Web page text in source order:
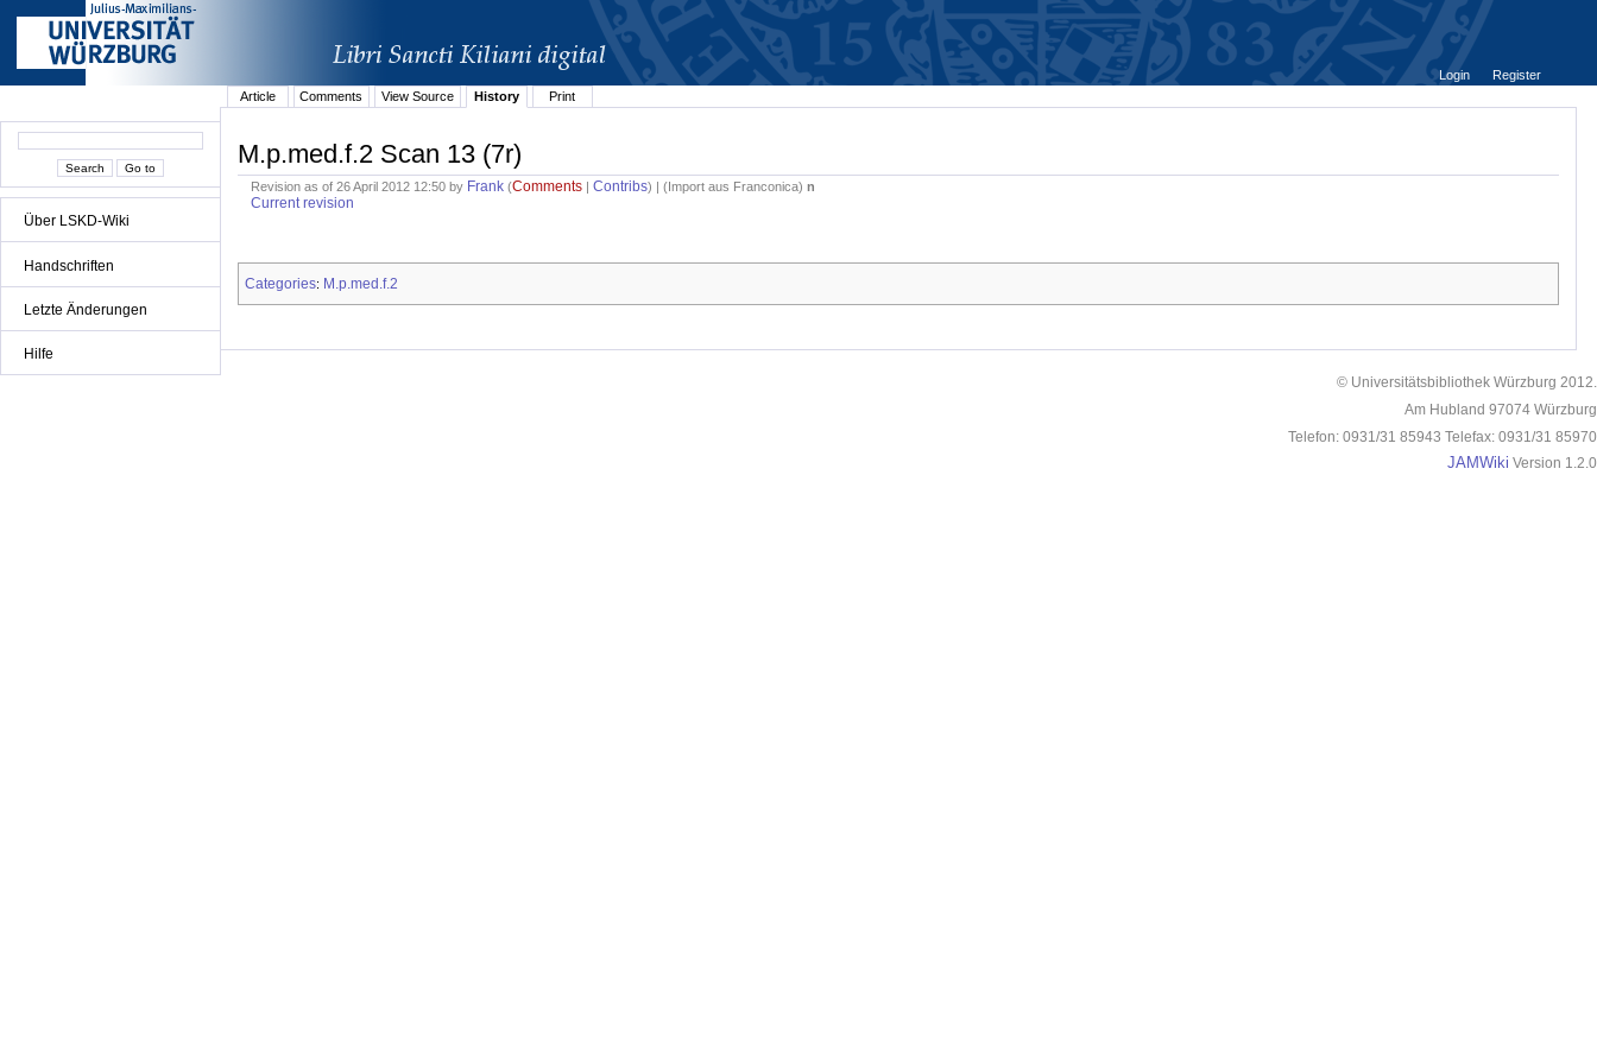
Über LSKD-Wiki
Handschriften
Letzte Änderungen
Hilfe
Login
Register
Article
Comments View Source History Print
M.p.med.f.2 Scan 13 (7r)
Revision as of 26 April 2012 12:50 by Frank (Comments |Contribs) | ( Import aus Franconica)n
Current revision
Categories: M.p.med.f.2
© Universitätsbibliothek Würzburg 2012.
Am Hubland 97074 Würzburg
Telefon: 0931/31 85943 Telefax: 0931/31 85970
JAMWiki Version 1.2.0